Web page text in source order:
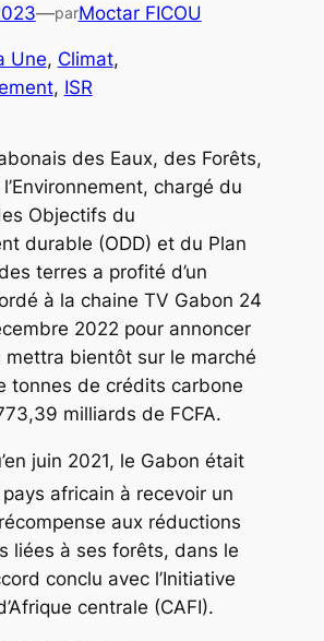
—parMoctar FICOU
Une, Climat
, ISR
des Eaux, des Forêts,
chargé du
Objectifs du
durable (ODD) et du Plan
terres a profité d’un
à la chaine TV Gabon 24
2022 pour annoncer
mettra bientôt sur le marché
tonnes de crédits carbone
milliards de FCFA.
juin 2021, le Gabon était
africain à recevoir un
aux réductions
liées à ses forêts, dans le
conclu avec l’Initiative
centrale (CAFI).